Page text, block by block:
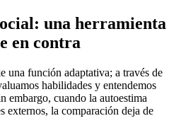
una herramienta
en contra
una función adaptativa; a través de
habilidades y entendemos
embargo, cuando la autoestima
externos, la comparación deja de